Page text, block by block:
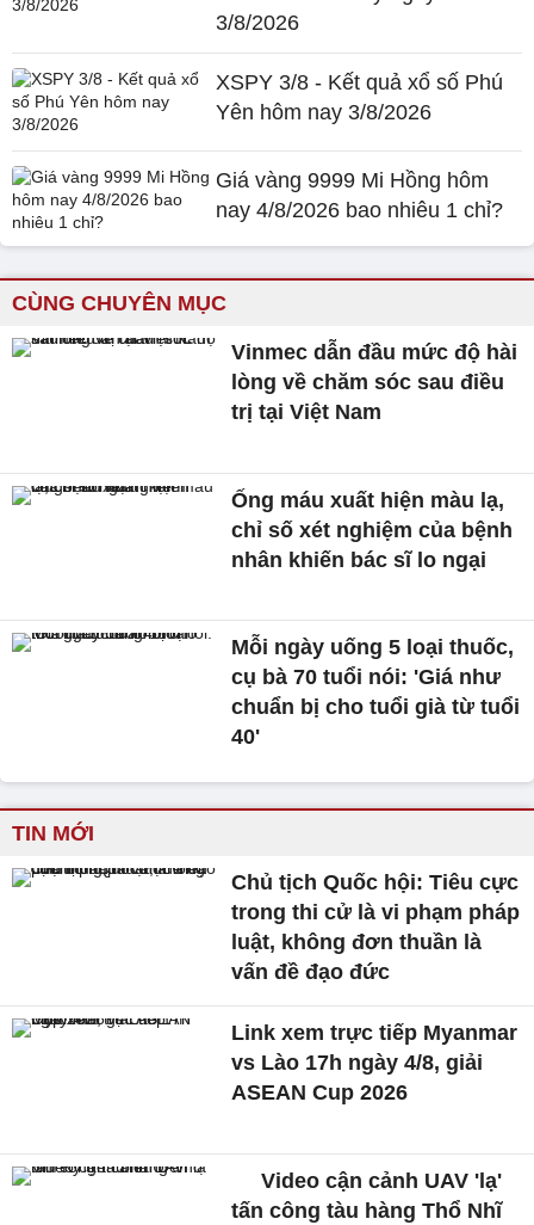
3/8/2026
XSPY 3/8 - Kết quả xổ số Phú
Yên hôm nay 3/8/2026
Giá vàng 9999 Mi Hồng hôm
nay 4/8/2026 bao nhiêu 1 chỉ?
CÙNG CHUYÊN MỤC
Vinmec dẫn đầu mức độ hài
lòng về chăm sóc sau điều
trị tại Việt Nam
Ống máu xuất hiện màu lạ,
chỉ số xét nghiệm của bệnh
nhân khiến bác sĩ lo ngại
Mỗi ngày uống 5 loại thuốc,
cụ bà 70 tuổi nói: 'Giá như
chuẩn bị cho tuổi già từ tuổi
40'
TIN MỚI
Chủ tịch Quốc hội: Tiêu cực
trong thi cử là vi phạm pháp
luật, không đơn thuần là
vấn đề đạo đức
Link xem trực tiếp Myanmar
vs Lào 17h ngày 4/8, giải
ASEAN Cup 2026
Video cận cảnh UAV 'lạ'
tấn công tàu hàng Thổ Nhĩ